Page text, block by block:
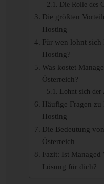
Die Rolle des
Die größten
Hosting
Für wen lohnt sich
Hosting?
Was kostet
Österreich?
Lohnt sich der
Häufige Fragen zu
Hosting
Die Bedeutung
Österreich
Fazit: Ist Managed
Lösung für dich?